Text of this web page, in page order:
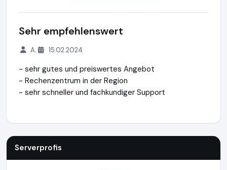
Sehr empfehlenswert
A. 15.02.2024
- sehr gutes und preiswertes Angebot
- Rechenzentrum in der Region
- sehr schneller und fachkundiger Support
Serverprofis